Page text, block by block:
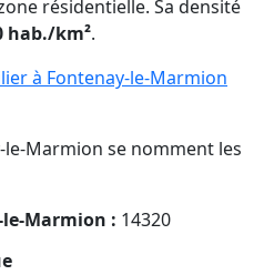
résidentielle. Sa densité
hab./km².
à Fontenay-le-Marmion
Marmion se nomment les
le-Marmion : 14320